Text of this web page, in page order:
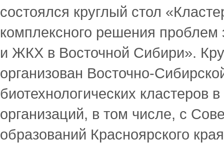
состоялся круглый стол
комплексного решения проблем
и ЖКХ в Восточной Сибири».
организован Восточно-
биотехнологических кластеров
организаций, в том числе, с
образований Красноярского